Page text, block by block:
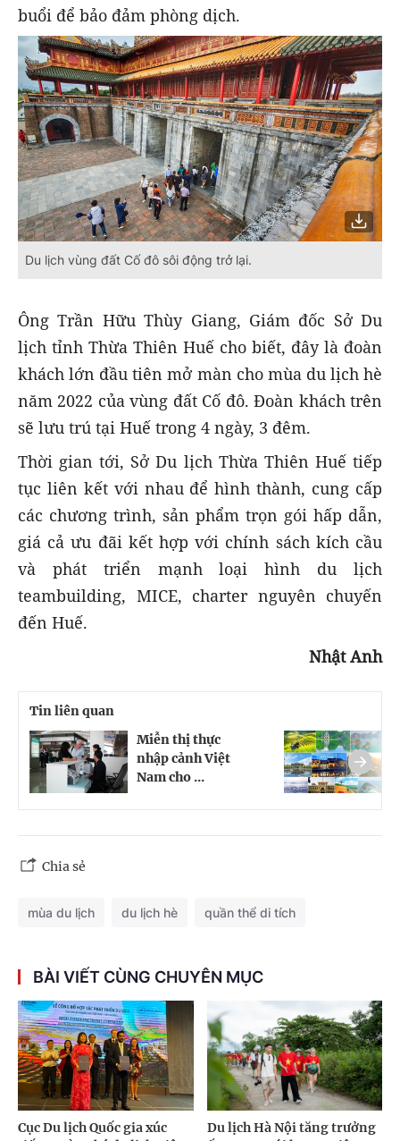
buổi để bảo đảm phòng dịch.
Du lịch vùng đất Cố đô sôi động trở lại.
Ông Trần Hữu Thùy Giang, Giám đốc Sở Du
lịch tỉnh Thừa Thiên Huế cho biết, đây là đoàn
khách lớn đầu tiên mở màn cho mùa du lịch hè
năm 2022 của vùng đất Cố đô. Đoàn khách trên
sẽ lưu trú tại Huế trong 4 ngày, 3 đêm.
Thời gian tới, Sở Du lịch Thừa Thiên Huế tiếp
tục liên kết với nhau để hình thành, cung cấp
các chương trình, sản phẩm trọn gói hấp dẫn,
giá cả ưu đãi kết hợp với chính sách kích cầu
và phát triển mạnh loại hình du lịch
teambuilding, MICE, charter nguyên chuyến
đến Huế.
Nhật Anh
Tin liên quan
Miễn thị thực
nhập cảnh Việt
Nam cho ...
Chia sẻ
mùa du lịch du lịch hè quần thể di tích
BÀI VIẾT CÙNG CHUYÊN MỤC
Cục Du lịch Quốc gia xúc
Du lịch Hà Nội tăng trưởng